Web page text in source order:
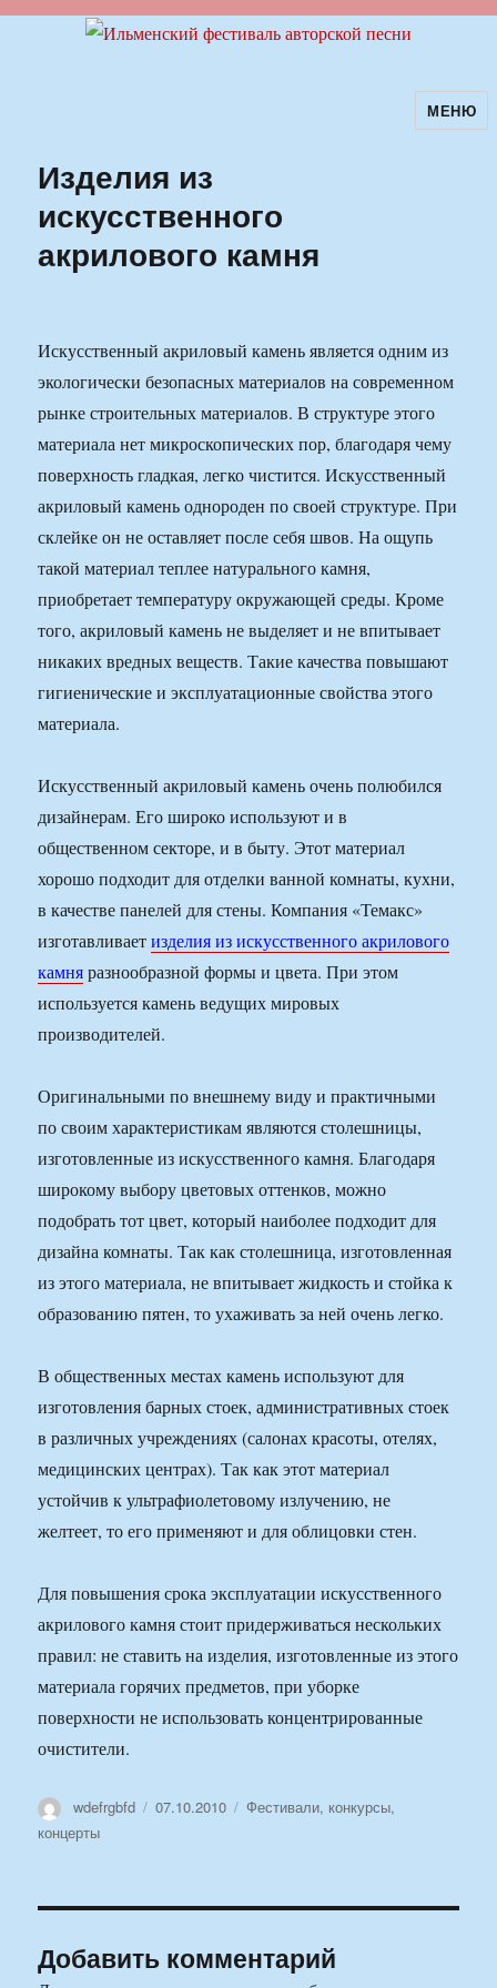
Ильменский фестиваль авторскойМЕНЮ
Изделия из
искусственного
акрилового камня
Искусственный акриловый камень является одним из
экологически безопасных материалов на современном
рынке строительных материалов. В структуре этого
материала нет микроскопических пор, благодаря чему
поверхность гладкая, легко чистится. Искусственный
акриловый камень однороден по своей структуре. При
склейке он не оставляет после себя швов. На ощупь
такой материал теплее натурального камня,
приобретает температуру окружающей среды. Кроме
того, акриловый камень не выделяет и не впитывает
никаких вредных веществ. Такие качества повышают
гигиенические и эксплуатационные свойства этого
материала.
Искусственный акриловый камень очень полюбился
дизайнерам. Его широко используют и в
общественном секторе, и в быту. Этот материал
хорошо подходит для отделки ванной комнаты, кухни,
в качестве панелей для стены. Компания «Темакс»
изготавливаетизделия из искусственного акрилового
камняразнообразной формы и цвета. При этом
используется камень ведущих мировых
производителей.
Оригинальными по внешнему виду и практичными
по своим характеристикам являются столешницы,
изготовленные из искусственного камня. Благодаря
широкому выбору цветовых оттенков, можно
подобрать тот цвет, который наиболее подходит для
дизайна комнаты. Так как столешница, изготовленная
из этого материала, не впитывает жидкость и стойка к
образованию пятен, то ухаживать за ней очень легко.
В общественных местах камень используют для
изготовления барных стоек, административных стоек
в различных учреждениях (салонах красоты, отелях,
медицинских центрах). Так как этот материал
устойчив к ультрафиолетовому излучению, не
желтеет, то его применяют и для облицовки стен.
Для повышения срока эксплуатации искусственного
акрилового камня стоит придерживаться нескольких
правил: не ставить на изделия, изготовленные из этого
материала горячих предметов, при уборке
поверхности не использовать концентрированные
очистители.
Автор
wdefrgbfd Опубликовано
07.10.2010 Рубрики
Фестивали, конкурсы,
концерты
Добавить комментарий